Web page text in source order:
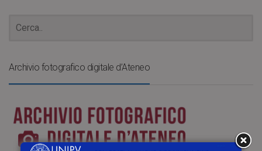
Archivio fotografico digitale d’Ateneo